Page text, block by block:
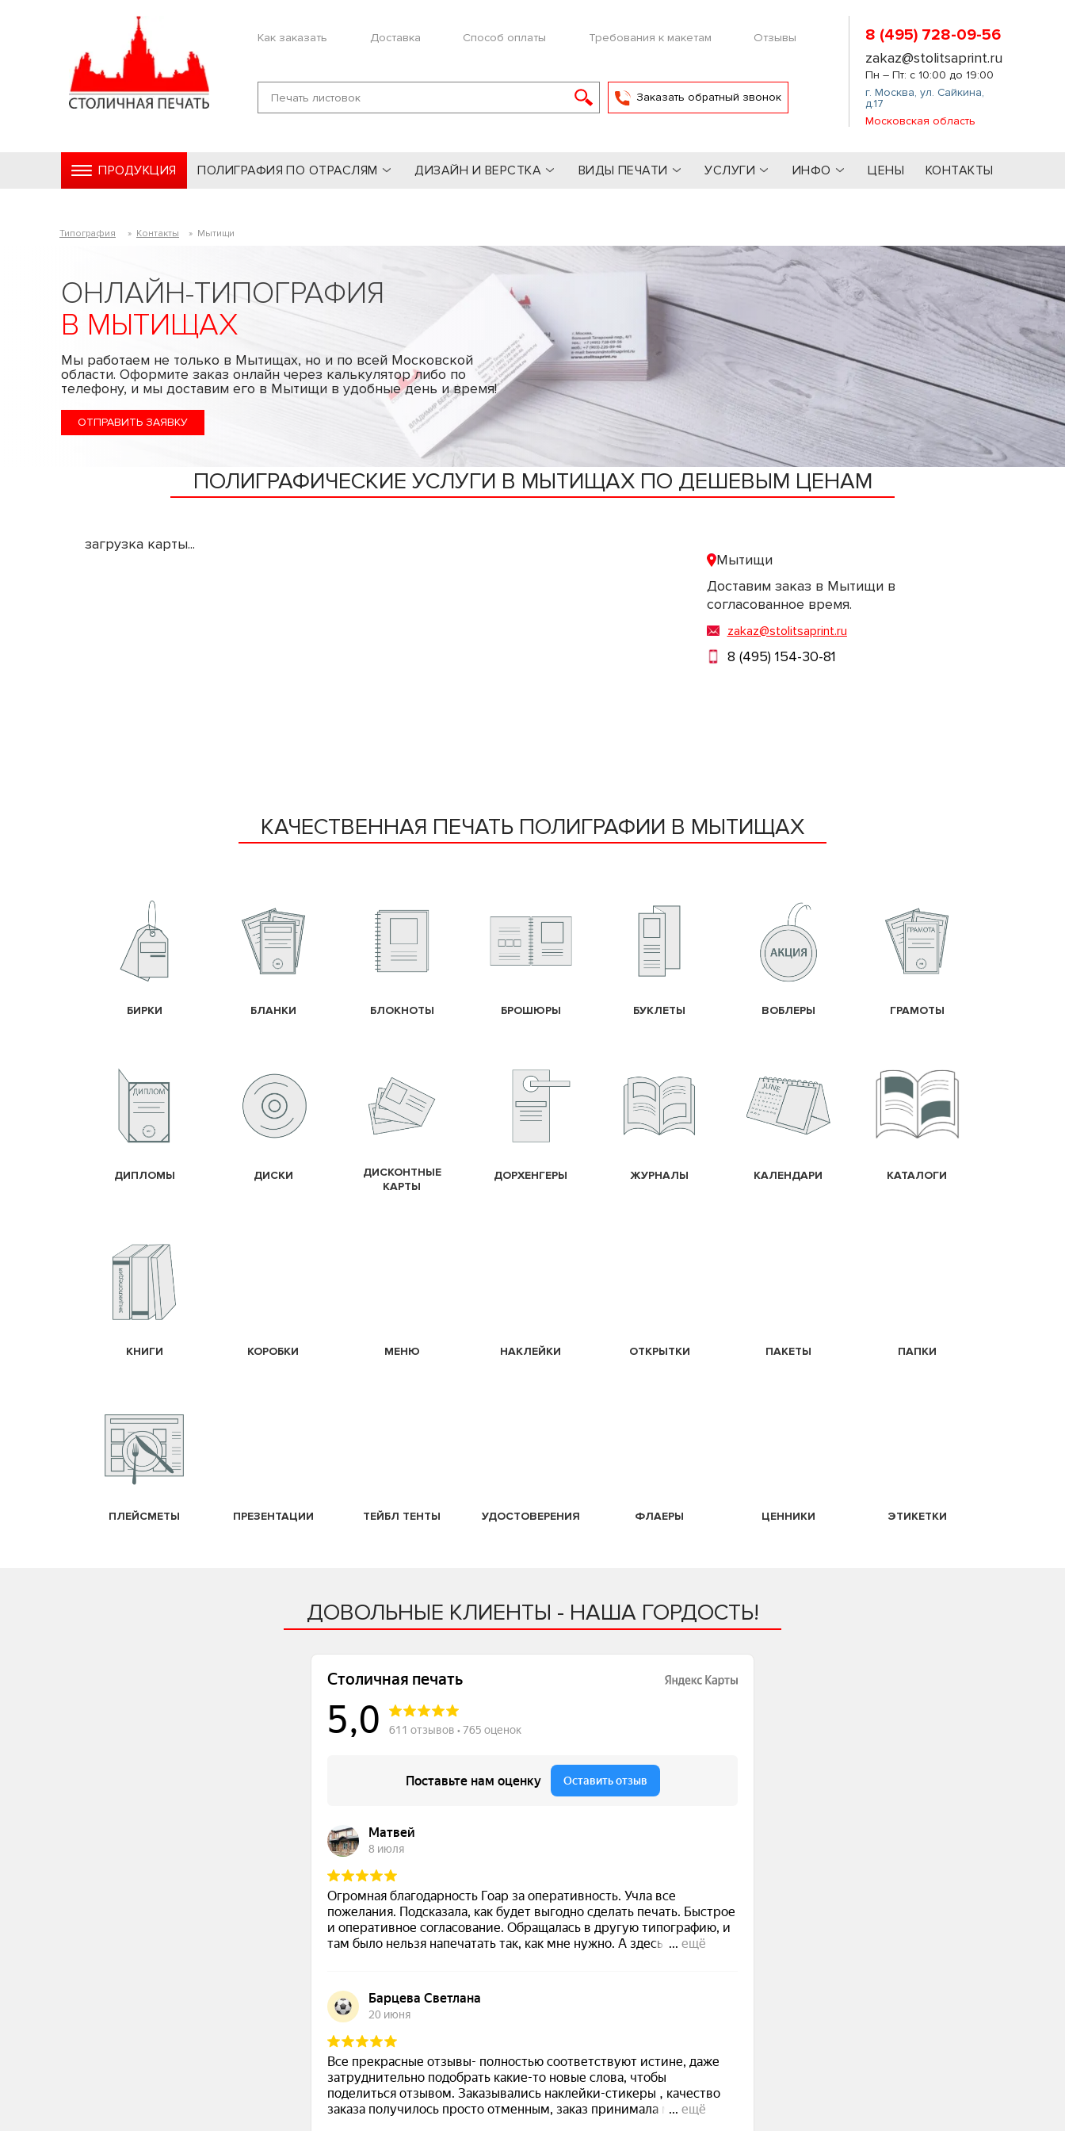
Как заказать Доставка Способ оплаты Требования к макетам Отзывы
Заказать обратный звонок
8 (495) 728-09-56
zakaz@stolitsaprint.ru
Пн – Пт: с 10:00 до 19:00
г. Москва,ул. Сайкина,
д.17
Московская область
ПРОДУКЦИЯ ПОЛИГРАФИЯ ПО ОТРАСЛЯМ ДИЗАЙН И ВЕРСТКА ВИДЫ ПЕЧАТИ УСЛУГИ ИНФО ЦЕНЫ КОНТАКТЫ
Типография » Контакты » Мытищи
ОНЛАЙН-ТИПОГРАФИЯ
В МЫТИЩАХ
Мы работаем не только в Мытищах, но и по всей Московской
области. Оформите заказ онлайн через калькулятор либо по
телефону, и мы доставим его в Мытищи в удобные день и время!
ОТПРАВИТЬ ЗАЯВКУ
ПОЛИГРАФИЧЕСКИЕ УСЛУГИ В МЫТИЩАХ ПО ДЕШЕВЫМ ЦЕНАМ
загрузка карты...
Мытищи
Доставим заказ в Мытищи в
согласованное время.
zakaz@stolitsaprint.ru
8 (495) 154-30-81
КАЧЕСТВЕННАЯ ПЕЧАТЬ ПОЛИГРАФИИ В МЫТИЩАХ
БИРКИ БЛАНКИ БЛОКНОТЫ БРОШЮРЫ БУКЛЕТЫ ВОБЛЕРЫ ГРАМОТЫ
ДИПЛОМЫ ДИСКИ
ДИСКОНТНЫЕ
КАРТЫ
ДОРХЕНГЕРЫ ЖУРНАЛЫ КАЛЕНДАРИ КАТАЛОГИ
КНИГИ КОРОБКИ МЕНЮ НАКЛЕЙКИ ОТКРЫТКИ ПАКЕТЫ ПАПКИ
ПЛЕЙСМЕТЫ ПРЕЗЕНТАЦИИ ТЕЙБЛ ТЕНТЫ УДОСТОВЕРЕНИЯ ФЛАЕРЫ ЦЕННИКИ ЭТИКЕТКИ
ДОВОЛЬНЫЕ КЛИЕНТЫ - НАША ГОРДОСТЬ!